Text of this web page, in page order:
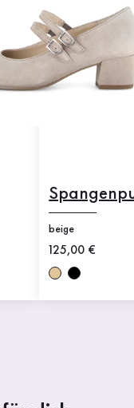
beige
Neuer Preis
125,00 €